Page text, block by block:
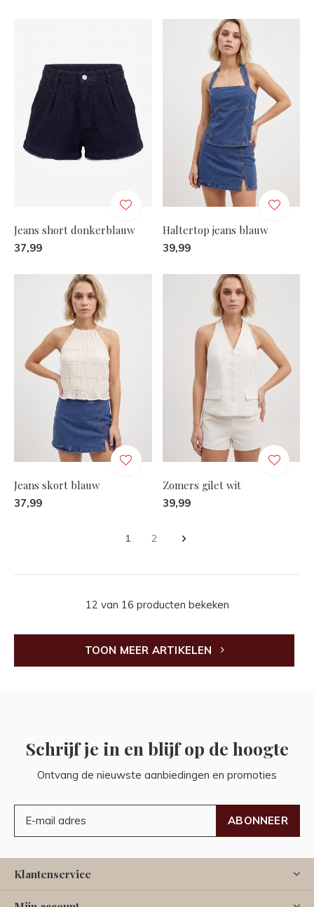
Jeans short donkerblauw
37,99
Haltertop jeans blauw
39,99
Jeans skort blauw
37,99
Zomers gilet wit
39,99
1 2
12 van 16 producten bekeken
TOON MEER ARTIKELEN
Schrijf je in en blijf op de hoogte
Ontvang de nieuwste aanbiedingen en promoties
ABONNEER
Klantenservice